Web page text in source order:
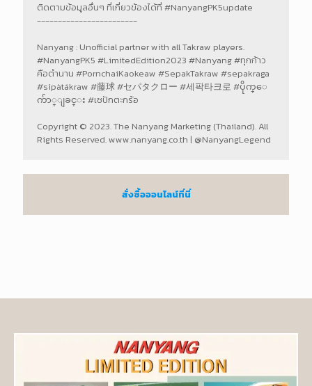
ติดตามข้อมูลอื่นๆ ที่เกี่ยวข้องได้ที่ #NanyangPK5update
------------------------
Nanyang : Unofficial partner with all Takraw players.
#NanyangPK5 #LimitedEdition2023 #Nanyang #ทุกก้าว
คือตำนาน #PornchaiKaokeaw #SepakTakraw #sepakraga
#sipàtákraw #藤球 #セパタクロー ‪#세팍타크로‬ #ပိုက္ေ
က်ာ္ျခင္း‬‬‬ #เซปักตะกร้อ
Copyright © 2023. The Nanyang Marketing (Thailand). All
Rights Reserved. www.nanyang.co.th | @NanyangLegend
สั่งซื้อออนไลน์ที่นี่